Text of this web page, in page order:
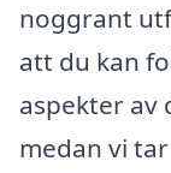
noggrant
att du kan
aspekter av
medan vi